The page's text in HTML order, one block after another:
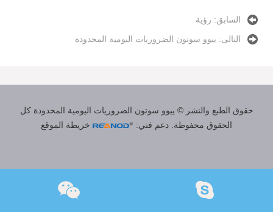
السابق: رؤية
التالى: ييوو سوتون الضروريات اليومية المحدودة
حقوق الطبع والنشر © ييوو سوتون الضروريات اليومية المحدودةكل
الحقوق محفوظة. دعم فني: خريطة الموقع